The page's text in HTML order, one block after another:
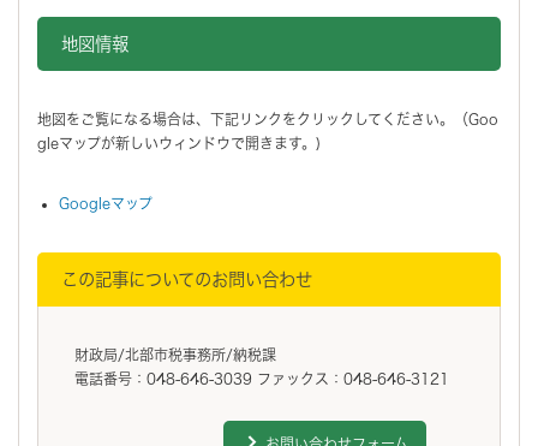
地図情報
地図をご覧になる場合は、下記リンクをクリックしてください。（Goo
gleマップが新しいウィンドウで開きます。)
Googleマップ
この記事についてのお問い合わせ
財政局/北部市税事務所/納税課
電話番号：048-646-3039 ファックス：048-646-3121